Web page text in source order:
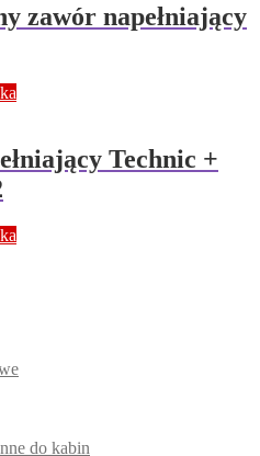
zawór napełniający
Technic +
do kabin